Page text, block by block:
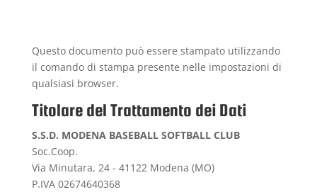
Questo documento può essere stampato utilizzando
il comando di stampa presente nelle impostazioni di
qualsiasi browser.
Titolare del Trattamento dei Dati
S.S.D. MODENA BASEBALL SOFTBALL CLUB
Soc.Coop.
Via Minutara, 24 - 41122 Modena (MO)
P.IVA 02674640368